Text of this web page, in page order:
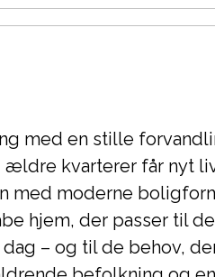
med en stille
kvarterer får nyt
med moderne
hjem, der passer til
– og til de behov,